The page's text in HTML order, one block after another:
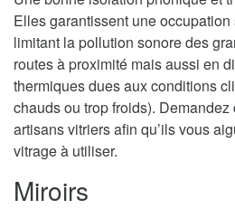
Elles garantissent une
limitant la pollution sonore des
routes à proximité mais aussi en
thermiques dues aux conditions
chauds ou trop froids).
artisans vitriers afin qu’ils vous
vitrage à utiliser.
Miroirs